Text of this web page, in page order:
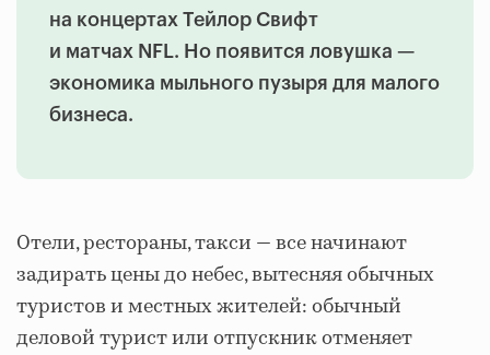
на концертах Тейлор Свифт
и матчах NFL. Но появится ловушка —
экономика мыльного пузыря для малого
бизнеса.
Отели, рестораны, такси — все начинают
задирать цены до небес, вытесняя обычных
туристов и местных жителей: обычный
деловой турист или отпускник отменяет